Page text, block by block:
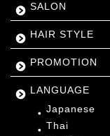
SALON
HAIR STYLE
PROMOTION
LANGUAGE
Japanese
Thai